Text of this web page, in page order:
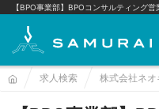
求人検索 株式会社ネオ